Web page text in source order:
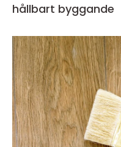
hållbart byggande